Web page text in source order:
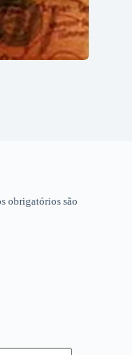
obrigatórios são